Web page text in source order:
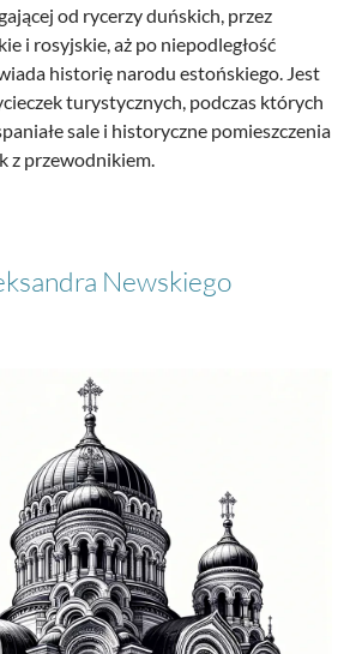
od rycerzy duńskich, przez
i rosyjskie, aż po niepodległość
historię narodu estońskiego. Jest
turystycznych, podczas których
sale i historyczne pomieszczenia
z przewodnikiem.
Newskiego